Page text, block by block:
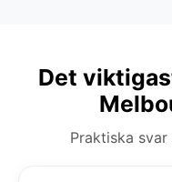
Det
Praktiska